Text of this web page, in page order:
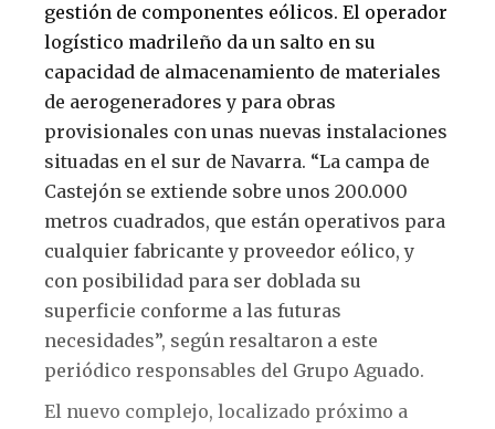
gestión de componentes eólicos. El operador
logístico madrileño da un salto en su
capacidad de almacenamiento de materiales
de aerogeneradores y para obras
provisionales con unas nuevas instalaciones
situadas en el sur de Navarra. “La campa de
Castejón se extiende sobre unos 200.000
metros cuadrados, que están operativos para
cualquier fabricante y proveedor eólico, y
con posibilidad para ser doblada su
superficie conforme a las futuras
necesidades”, según resaltaron a este
periódico responsables del Grupo Aguado.
El nuevo complejo, localizado próximo a